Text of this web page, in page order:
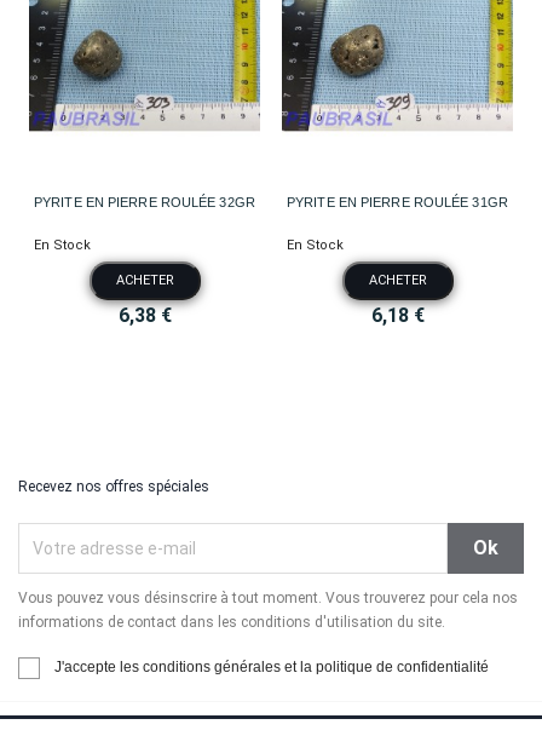
PYRITE EN PIERRE ROULÉE 32GR
En Stock
ACHETER
6,38 €
PYRITE EN PIERRE ROULÉE 31GR
En Stock
ACHETER
6,18 €
Recevez nos offres spéciales
Vous pouvez vous désinscrire à tout moment. Vous trouverez pour cela nos
informations de contact dans les conditions d'utilisation du site.
J'accepte les conditions générales et la politique de confidentialité